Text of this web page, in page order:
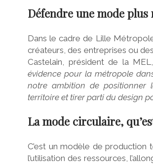
Défendre une mode plus
Dans le cadre de Lille
créateurs, des entreprises ou
Castelain, président de la
évidence pour la métropole
notre ambition de positionner
territoire et tirer parti du design
La mode circulaire,
C’est un modèle de production
l’utilisation des ressources,